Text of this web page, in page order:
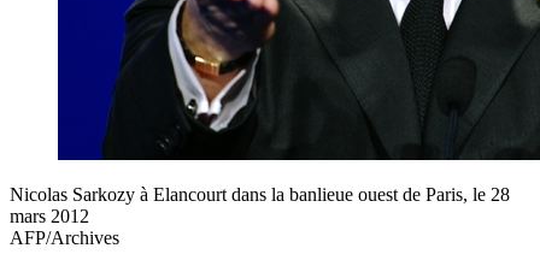
Nicolas Sarkozy à Elancourt dans la banlieue ouest de Paris, le 28
mars 2012
AFP/Archives